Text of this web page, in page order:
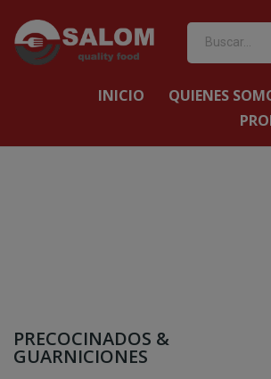
INICIO QUIENES
PRECOCINADOS &
GUARNICIONES